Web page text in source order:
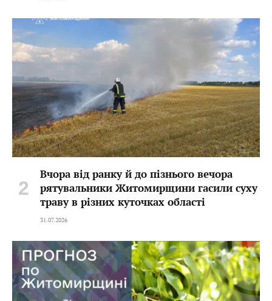
Вчора від ранку й до пізнього вечора
рятувальники Житомирщини гасили суху
траву в різних куточках області
31.07.2026